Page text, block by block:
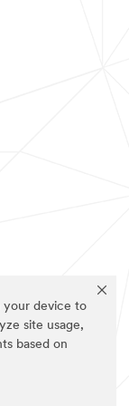
your device to
site usage,
based on